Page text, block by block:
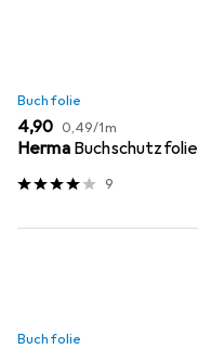
Buchfolie
EUR
4,90 EUR
0,49/1m
Herma Buchschutzfolie
9
Buchfolie